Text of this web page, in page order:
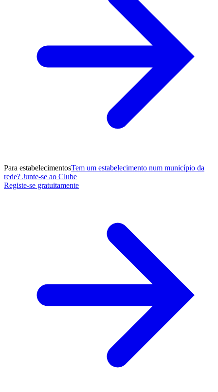
Para estabelecimentosTem um estabelecimento num município da
rede? Junte-se ao Clube
Registe-se gratuitamente